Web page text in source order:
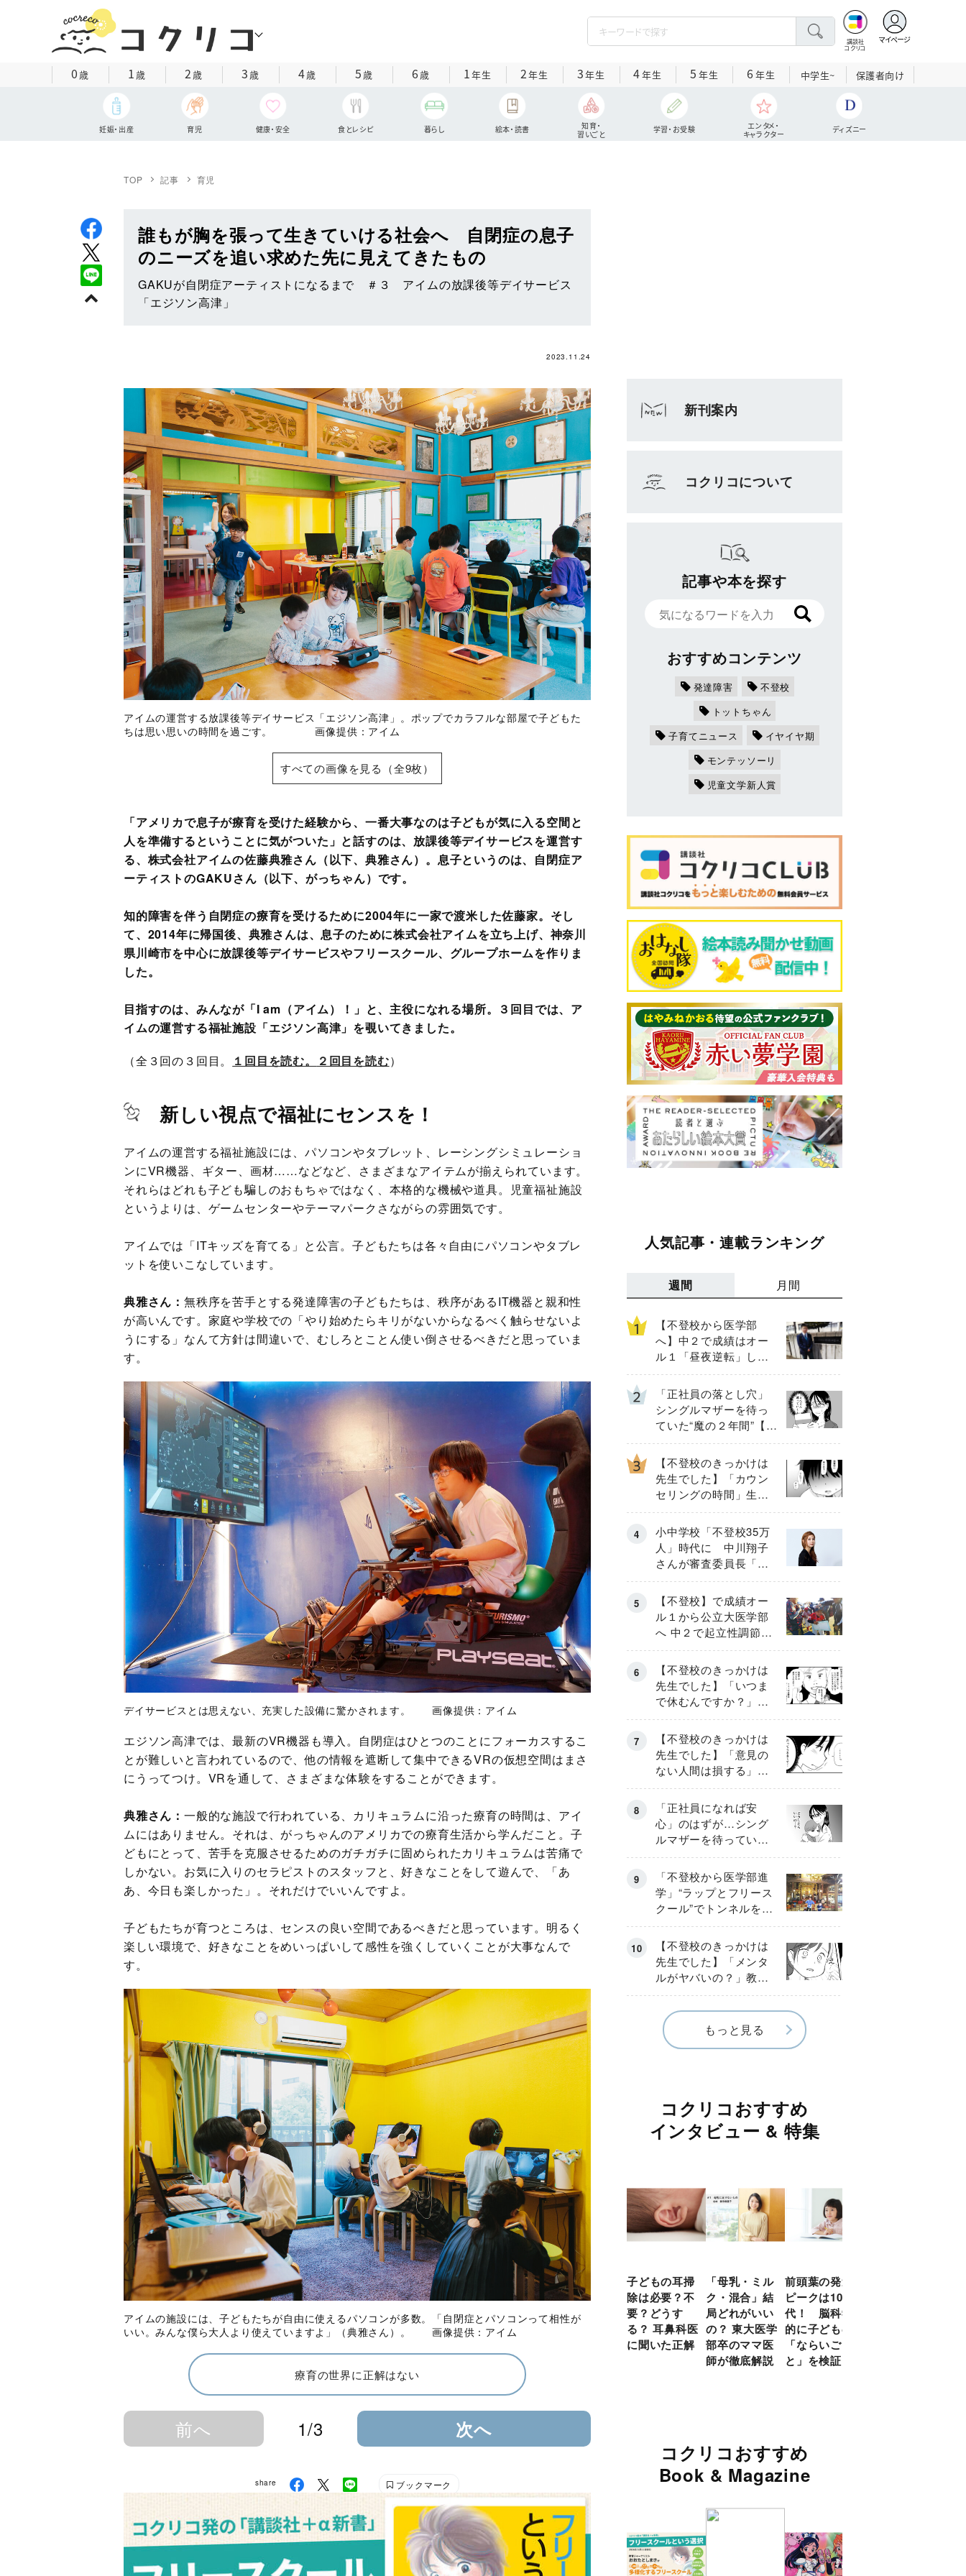
講談社
コクリコ
マイページ
0歳 1歳 2歳 3歳 4歳 5歳 6歳 1年生 2年生 3年生 4年生 5 年生 6 年生 中学生~ 保護者向け
妊娠・出産 育児 健康・安全 食とレシピ 暮らし 絵本・読書
知育・
習いごと
学習・お受験
エンタメ・
キャラクター
ディズニー
TOP 記事 育児
誰もが胸を張って生きていける社会へ 自閉症の息子
のニーズを追い求めた先に見えてきたもの
GAKUが自閉症アーティストになるまで ＃３ アイムの放課後等デイサービス
「エジソン高津」
2023.11.24
アイムの運営する放課後等デイサービス「エジソン高津」。ポップでカラフルな部屋で子どもた
ちは思い思いの時間を過ごす。 画像提供：アイム
すべての画像を見る（全9枚）
「アメリカで息子が療育を受けた経験から、一番大事なのは子どもが気に入る空間と
人を準備するということに気がついた」と話すのは、放課後等デイサービスを運営す
る、株式会社アイムの佐藤典雅さん（以下、典雅さん）。息子というのは、自閉症ア
ーティストのGAKUさん（以下、がっちゃん）です。
知的障害を伴う自閉症の療育を受けるために2004年に一家で渡米した佐藤家。そし
て、2014年に帰国後、典雅さんは、息子のために株式会社アイムを立ち上げ、神奈川
県川崎市を中心に放課後等デイサービスやフリースクール、グループホームを作りま
した。
目指すのは、みんなが「I am（アイム）！」と、主役になれる場所。３回目では、ア
イムの運営する福祉施設「エジソン高津」を覗いてきました。
（全３回の３回目。
１回目を読む。 ２回目を読む）
新しい視点で福祉にセンスを！
アイムの運営する福祉施設には、パソコンやタブレット、レーシングシミュレーショ
ンにVR機器、ギター、画材……などなど、さまざまなアイテムが揃えられています。
それらはどれも子ども騙しのおもちゃではなく、本格的な機械や道具。児童福祉施設
というよりは、ゲームセンターやテーマパークさながらの雰囲気です。
アイムでは「ITキッズを育てる」と公言。子どもたちは各々自由にパソコンやタブレ
ットを使いこなしています。
典雅さん： 無秩序を苦手とする発達障害の子どもたちは、秩序があるIT機器と親和性
が高いんです。家庭や学校での「やり始めたらキリがないからなるべく触らせないよ
うにする」なんて方針は間違いで、むしろとことん使い倒させるべきだと思っていま
す。
デイサービスとは思えない、充実した設備に驚かされます。 画像提供：アイム
エジソン高津では、最新のVR機器も導入。自閉症はひとつのことにフォーカスするこ
とが難しいと言われているので、他の情報を遮断して集中できるVRの仮想空間はまさ
にうってつけ。VRを通して、さまざまな体験をすることができます。
典雅さん： 一般的な施設で行われている、カリキュラムに沿った療育の時間は、アイ
ムにはありません。それは、がっちゃんのアメリカでの療育生活から学んだこと。子
どもにとって、苦手を克服させるためのガチガチに固められたカリキュラムは苦痛で
しかない。お気に入りのセラピストのスタッフと、好きなことをして遊んで、「あ
あ、今日も楽しかった」。それだけでいいんですよ。
子どもたちが育つところは、センスの良い空間であるべきだと思っています。明るく
楽しい環境で、好きなことをめいっぱいして感性を強くしていくことが大事なんで
す。
アイムの施設には、子どもたちが自由に使えるパソコンが多数。「自閉症とパソコンって相性が
いい。みんな僕ら大人より使えていますよ」（典雅さん）。 画像提供：アイム
療育の世界に正解はない
前へ 1/3 次へ
share ブックマーク
新刊案内
コクリコについて
記事や本を探す
おすすめコンテンツ
発達障害
不登校
トットちゃん
子育てニュース
イヤイヤ期
モンテッソーリ
児童文学新人賞
人気記事・連載ランキング
週間 月間
【不登校から医学部
へ】中２で成績はオー
ル１「昼夜逆転」した
わが子を”夜遊び”に連れ
出した母の気づき
「正社員の落とし穴」
シングルマザーを待っ
ていた“魔の２年間”【後
編】
【不登校のきっかけは
先生でした】「カウン
セリングの時間」生徒
の情報をバラしたの
は…《第２話》
小中学校「不登校35万
人」時代に 中川翔子
さんが審査委員長「不
登校生動画甲子園
2026」が開催
【不登校】で成績オー
ル１から公立大医学部
へ 中２で起立性調節障
害「治るまで３年」の
診断 そのとき母は
【不登校のきっかけは
先生でした】「いつま
で休むんですか？」追
い詰められる母と息子
《第６話》
【不登校のきっかけは
先生でした】「意見の
ない人間は損する」担
任の一言が苦しみに…
《第１話》
「正社員になれば安
心」のはずが…シング
ルマザーを待ってい
た“魔の２年間”【前編】
「不登校から医学部進
学」“ラップとフリース
クール”でトンネルを脱
して高校受験へ〔元野
球少年の実話〕
【不登校のきっかけは
先生でした】「メンタ
ルがヤバいの？」教室
で始まった悪ふざけ
《第３話》
もっと見る
コクリコおすすめ
インタビュー & 特集
子どもの耳掃
除は必要？不
要？どうす
る？ 耳鼻科医
に聞いた正解
「母乳・ミル
ク・混合」結
局どれがいい
の？ 東大医学
部卒のママ医
師が徹底解説
前頭葉の発達
ピークは10
代！ 脳科学
的に子どもの
「ならいご
と」を検証
コクリコおすすめ
Book & Magazine